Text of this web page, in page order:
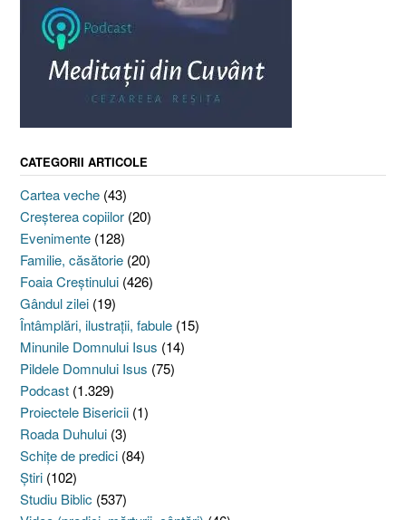
CATEGORII ARTICOLE
Cartea veche (43)
Creşterea copiilor (20)
Evenimente (128)
Familie, căsătorie (20)
Foaia Creştinului (426)
Gândul zilei (19)
Întâmplări, ilustraţii, fabule (15)
Minunile Domnului Isus (14)
Pildele Domnului Isus (75)
Podcast (1.329)
Proiectele Bisericii (1)
Roada Duhului (3)
Schiţe de predici (84)
Ştiri (102)
Studiu Biblic (537)